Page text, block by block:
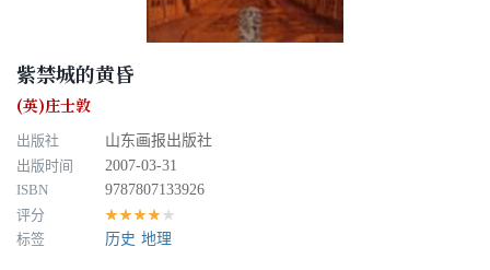
紫禁城的黄昏
(英)庄士敦
出版社
山东画报出版社
出版时间
2007-03-31
ISBN
9787807133926
评分
★★★★★
标签 历史 地理